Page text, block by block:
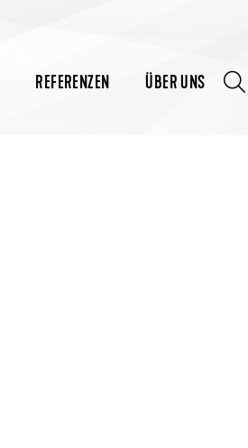
REFERENZEN ÜBER UNS